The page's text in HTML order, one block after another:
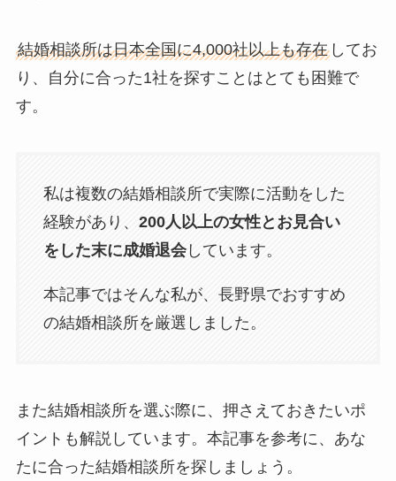
結婚相談所は日本全国に4,000社以上も存在してお
り、自分に合った1社を探すことはとても困難で
す。
私は複数の結婚相談所で実際に活動をした
経験があり、 200人以上の女性とお見合い
をした末に成婚退会しています。
本記事ではそんな私が、長野県でおすすめ
の結婚相談所を厳選しました。
また結婚相談所を選ぶ際に、押さえておきたいポ
イントも解説しています。本記事を参考に、あな
たに合った結婚相談所を探しましょう。